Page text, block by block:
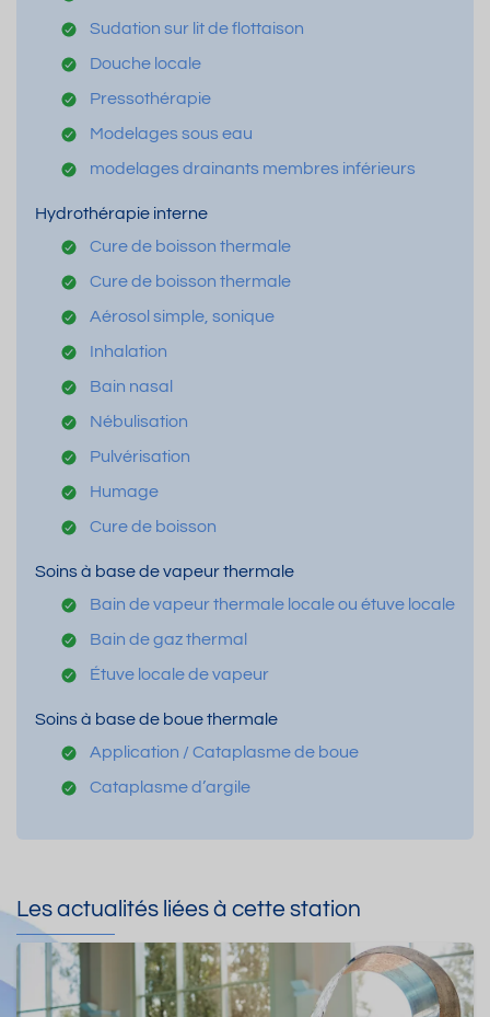
Sudation sur lit de flottaison
Douche locale
Pressothérapie
Modelages sous eau
modelages drainants membres inférieurs
Hydrothérapie interne
Cure de boisson thermale
Cure de boisson thermale
Aérosol simple, sonique
Inhalation
Bain nasal
Nébulisation
Pulvérisation
Humage
Cure de boisson
Soins à base de vapeur thermale
Bain de vapeur thermale locale ou étuve locale
Bain de gaz thermal
Étuve locale de vapeur
Soins à base de boue thermale
Application / Cataplasme de boue
Cataplasme d’argile
Les actualités liées à cette station